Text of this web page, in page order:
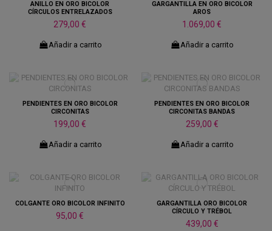
ANILLO EN ORO BICOLOR
CÍRCULOS ENTRELAZADOS
279,00 €
Añadir a carrito
GARGANTILLA EN ORO BICOLOR
AROS
1.069,00 €
Añadir a carrito
PENDIENTES EN ORO BICOLOR
CIRCONITAS
199,00 €
Añadir a carrito
PENDIENTES EN ORO BICOLOR
CIRCONITAS BANDAS
259,00 €
Añadir a carrito
COLGANTE ORO BICOLOR INFINITO
95,00 €
GARGANTILLA ORO BICOLOR
CÍRCULO Y TRÉBOL
439,00 €